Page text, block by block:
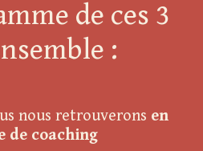
de ces 3
:
nous retrouverons en
de coaching